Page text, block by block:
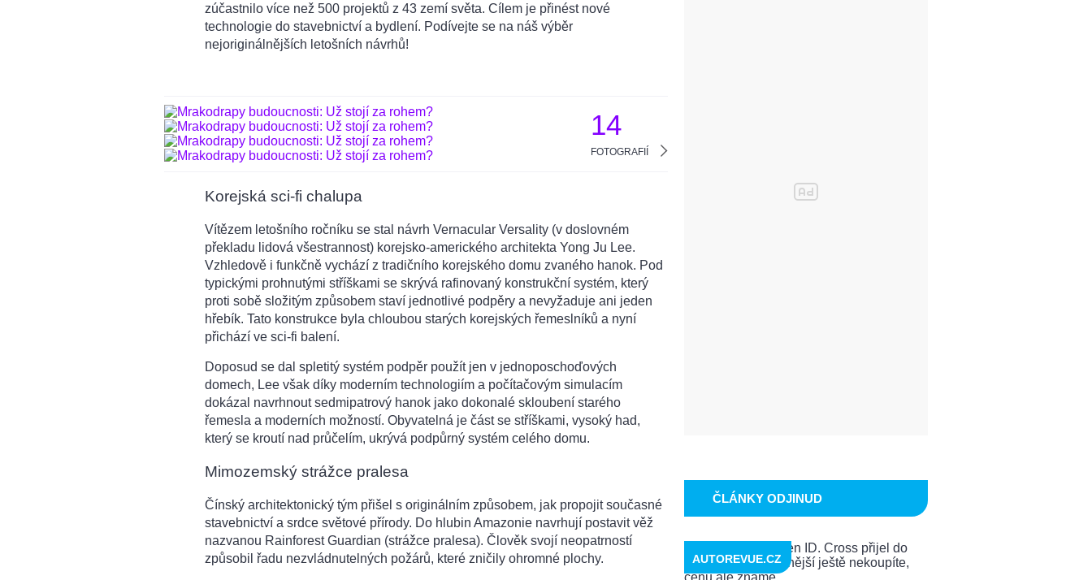
zúčastnilo více než 500 projektů z 43 zemí světa. Cílem je přinést nové
technologie do stavebnictví a bydlení. Podívejte se na náš výběr
nejoriginálnějších letošních návrhů!
14
FOTOGRAFIÍ
Korejská sci-fi chalupa
Vítězem letošního ročníku se stal návrh Vernacular Versality (v doslovném
překladu lidová všestrannost) korejsko-amerického architekta Yong Ju Lee.
Vzhledově i funkčně vychází z tradičního korejského domu zvaného hanok. Pod
typickými prohnutými stříškami se skrývá rafinovaný konstrukční systém, který
proti sobě složitým způsobem staví jednotlivé podpěry a nevyžaduje ani jeden
hřebík. Tato konstrukce byla chloubou starých korejských řemeslníků a nyní
přichází ve sci-fi balení.
Doposud se dal spletitý systém podpěr použít jen v jednoposchoďových
domech, Lee však díky moderním technologiím a počítačovým simulacím
dokázal navrhnout sedmipatrový hanok jako dokonalé skloubení starého
řemesla a moderních možností. Obyvatelná je část se stříškami, vysoký had,
který se kroutí nad průčelím, ukrývá podpůrný systém celého domu.
Mimozemský strážce pralesa
Čínský architektonický tým přišel s originálním způsobem, jak propojit současné
stavebnictví a srdce světové přírody. Do hlubin Amazonie navrhují postavit věž
nazvanou Rainforest Guardian (strážce pralesa). Člověk svojí neopatrností
způsobil řadu nezvládnutelných požárů, které zničily ohromné plochy.
ČLÁNKY ODJINUD
AUTOREVUE.CZ